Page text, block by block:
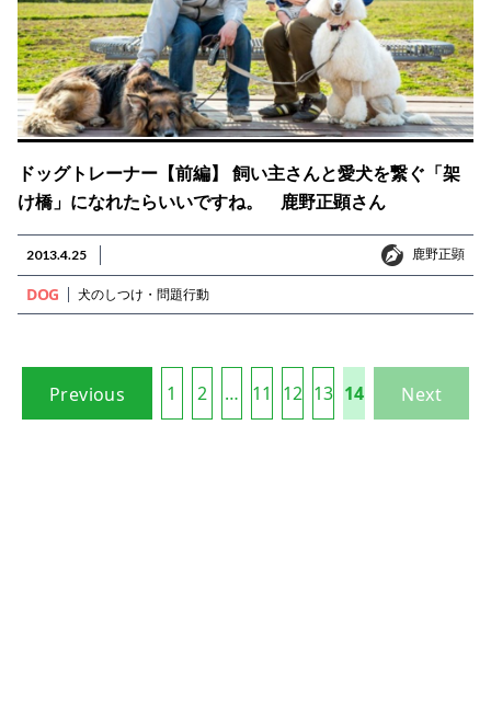
ドッグトレーナー【前編】 飼い主さんと愛犬を繋ぐ「架
け橋」になれたらいいですね。 鹿野正顕さん
2013.4.25 鹿野正顕
鹿野正顕
DOG 犬のしつけ・問題行動
Previous 1 2 … 11 12 13 14 Next